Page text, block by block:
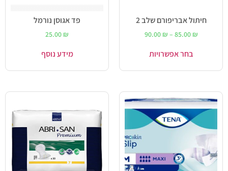
חיתול אבריפורם שלב 2
85.00 ₪
–
90.00 ₪
בחר אפשרויות
פד אגוסן נורמל
25.00 ₪
מידע נוסף